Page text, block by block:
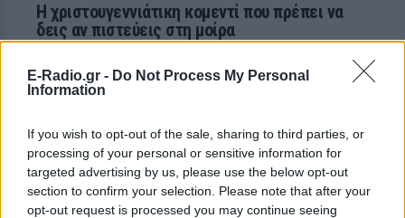
E-Radio.gr - Do Not Process My Personal
Information
If you wish to opt-out of the sale, sharing to third parties, or
processing of your personal or sensitive information for
targeted advertising by us, please use the below opt-out
section to confirm your selection. Please note that after your
opt-out request is processed you may continue seeing
Η χριστουγεννιάτικη κομεντί που πρέπει να
δεις αν πιστεύεις στη μοίρα
ΠΡΙΝ 190 ΕΒΔΟΜΆΔΕΣ